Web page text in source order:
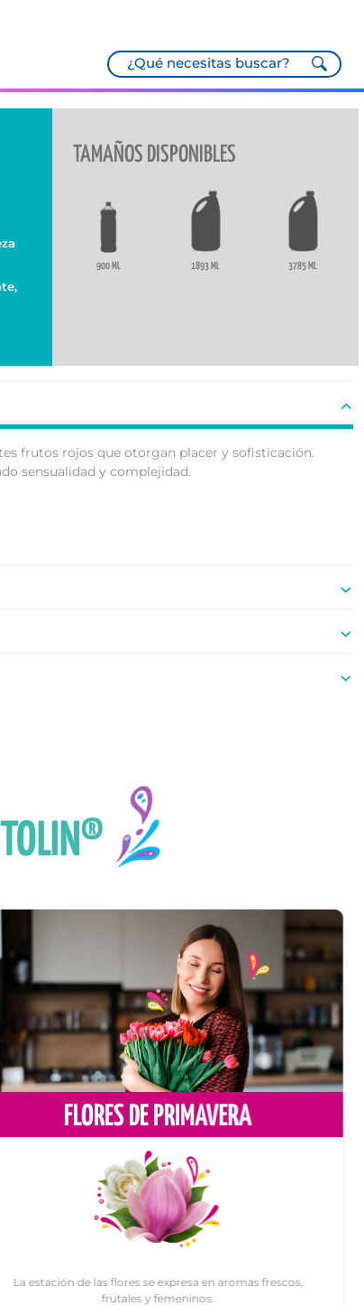
TAMAÑOS DISPONIBLES
900 ML 1893 ML 3785 ML
frutos rojos que otorgan placer y sofisticación.
sensualidad y complejidad.
FLORES DE PRIMAVERA
La estación de las flores se expresa en aromas frescos,
frutales y femeninos.